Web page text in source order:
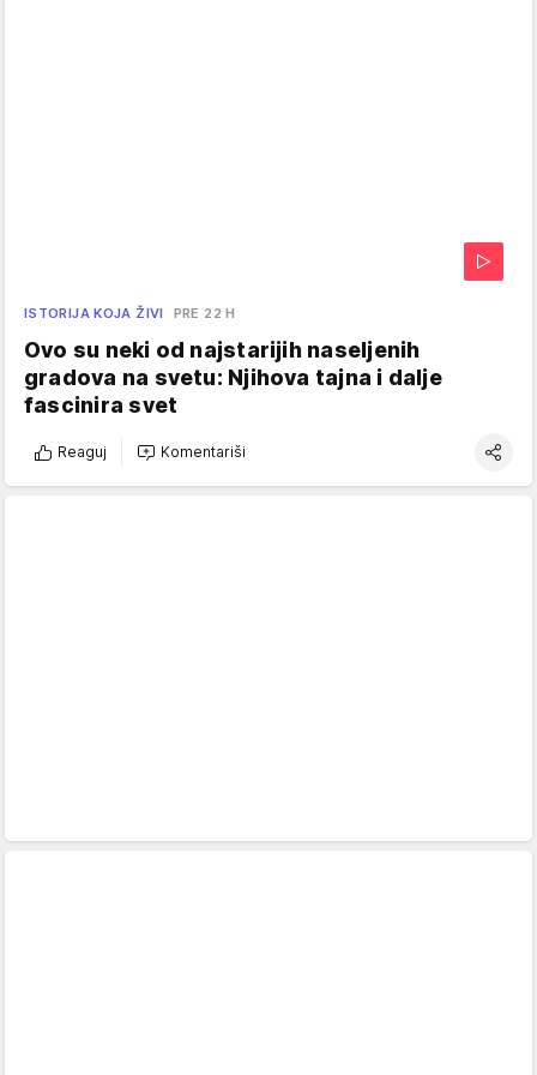
ISTORIJA KOJA ŽIVI PRE 22 H
Ovo su neki od najstarijih naseljenih
gradova na svetu: Njihova tajna i dalje
fascinira svet
Reaguj Komentariši